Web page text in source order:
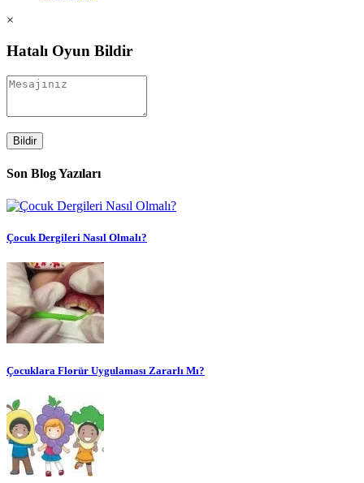
×
Hatalı Oyun Bildir
Bildir
Son Blog Yazıları
Çocuk Dergileri Nasıl Olmalı?
Çocuklara Florür Uygulaması Zararlı Mı?